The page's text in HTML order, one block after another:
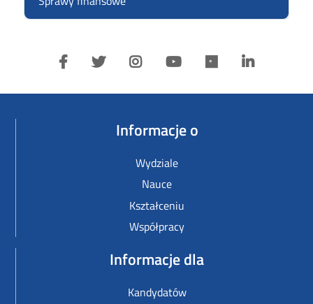
Informacje o
Wydziale
Nauce
Kształceniu
Współpracy
Informacje dla
Kandydatów